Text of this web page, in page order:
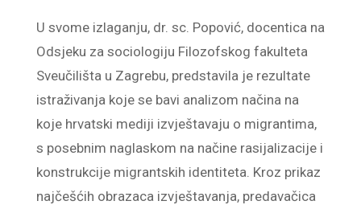
U svome izlaganju, dr. sc. Popović, docentica na
Odsjeku za sociologiju Filozofskog fakulteta
Sveučilišta u Zagrebu, predstavila je rezultate
istraživanja koje se bavi analizom načina na
koje hrvatski mediji izvještavaju o migrantima,
s posebnim naglaskom na načine rasijalizacije i
konstrukcije migrantskih identiteta. Kroz prikaz
najčešćih obrazaca izvještavanja, predavačica